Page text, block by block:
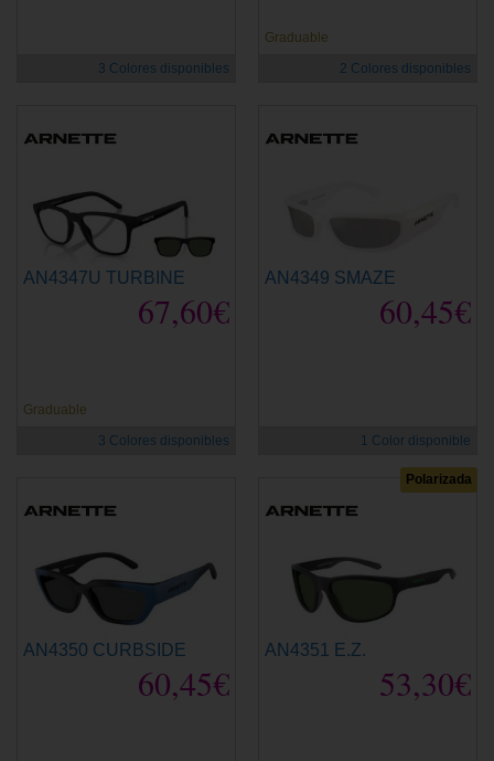
3 Colores disponibles
Graduable
2 Colores disponibles
AN4347U TURBINE
67,60€
Graduable
3 Colores disponibles
AN4349 SMAZE
60,45€
1 Color disponible
AN4350 CURBSIDE
60,45€
Polarizada
AN4351 E.Z.
53,30€